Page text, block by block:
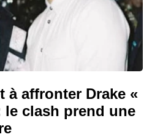
à affronter Drake «
le clash prend une